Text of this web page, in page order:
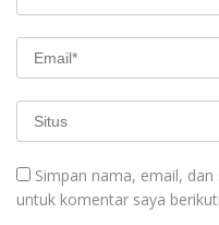
Simpan nama, email,
untuk komentar saya